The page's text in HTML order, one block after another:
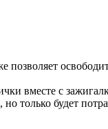
позволяет
вместе с
только будет